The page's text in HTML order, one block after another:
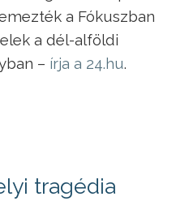
a Fókuszban
a dél-alföldi
– írja a 24.hu.
tragédia